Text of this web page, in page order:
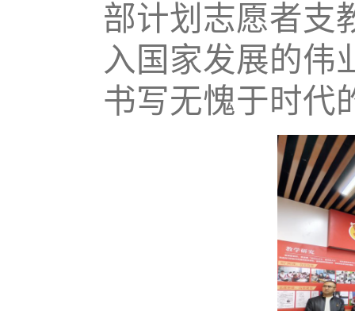
部计划志愿者支
入国家发展的伟
书写无愧于时代